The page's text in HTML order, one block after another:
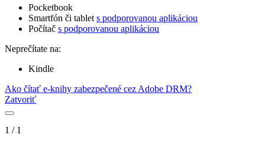
Pocketbook
Smartfón či tablet s podporovanou aplikáciou
Počítač s podporovanou aplikáciou
Neprečítate na:
Kindle
Ako čítať e-knihy zabezpečené cez Adobe DRM?
Zatvoriť
1 / 1